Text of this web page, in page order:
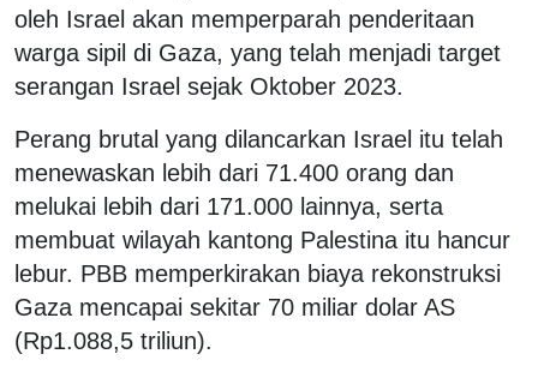
oleh Israel akan memperparah penderitaan
warga sipil di Gaza, yang telah menjadi target
serangan Israel sejak Oktober 2023.
Perang brutal yang dilancarkan Israel itu telah
menewaskan lebih dari 71.400 orang dan
melukai lebih dari 171.000 lainnya, serta
membuat wilayah kantong Palestina itu hancur
lebur. PBB memperkirakan biaya rekonstruksi
Gaza mencapai sekitar 70 miliar dolar AS
(Rp1.088,5 triliun).